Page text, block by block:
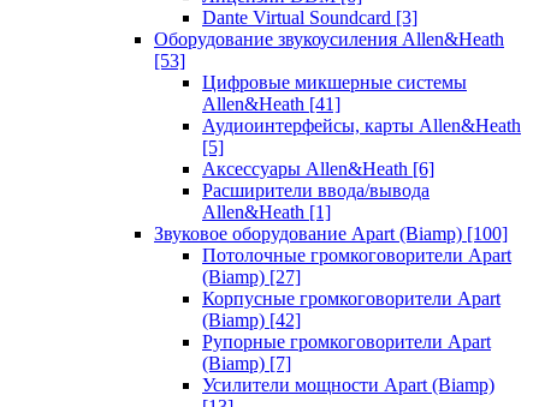
Dante Virtual Soundcard [3]
Оборудование звукоусиления Allen&Heath
[53]
Цифровые микшерные системы
Allen&Heath [41]
Аудиоинтерфейсы, карты Allen&Heath
[5]
Аксессуары Allen&Heath [6]
Расширители ввода/вывода
Allen&Heath [1]
Звуковое оборудование Apart (Biamp) [100]
Потолочные громкоговорители Apart
(Biamp) [27]
Корпусные громкоговорители Apart
(Biamp) [42]
Рупорные громкоговорители Apart
(Biamp) [7]
Усилители мощности Apart (Biamp)